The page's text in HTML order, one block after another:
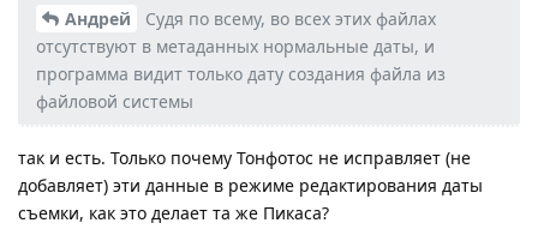
Андрей
Судя по всему, во всех этих файлах
отсутствуют в метаданных нормальные даты, и
программа видит только дату создания файла из
файловой системы
так и есть. Только почему Тонфотос не исправляет (не
добавляет) эти данные в режиме редактирования даты
съемки, как это делает та же Пикаса?